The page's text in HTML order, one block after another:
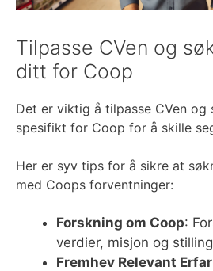
Tilpasse CVen og
ditt for Coop
Det er viktig å tilpasse CVen og
spesifikt for Coop for å skille
Her er syv tips for å sikre at
med Coops forventninger:
Forskning om Coop:
verdier, misjon og
Fremhev Relevant